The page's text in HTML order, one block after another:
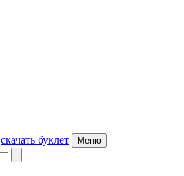
cкачать буклет Меню